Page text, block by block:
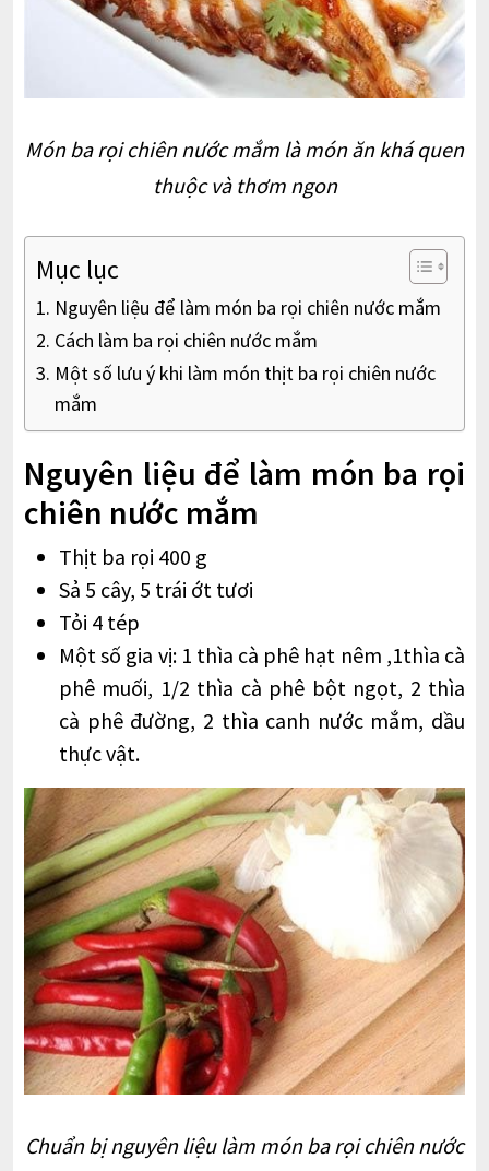
Món ba rọi chiên nước mắm là món ăn khá quen
thuộc và thơm ngon
Mục lục
Nguyên liệu để làm món ba rọi chiên nước mắm
Cách làm ba rọi chiên nước mắm
Một số lưu ý khi làm món thịt ba rọi chiên nước
mắm
Nguyên liệu để làm món ba rọi
chiên nước mắm
Thịt ba rọi 400 g
Sả 5 cây, 5 trái ớt tươi
Tỏi 4 tép
Một số gia vị: 1 thìa cà phê hạt nêm ,1thìa cà
phê muối, 1/2 thìa cà phê bột ngọt, 2 thìa
cà phê đường, 2 thìa canh nước mắm, dầu
thực vật.
Chuẩn bị nguyên liệu làm món ba rọi chiên nước